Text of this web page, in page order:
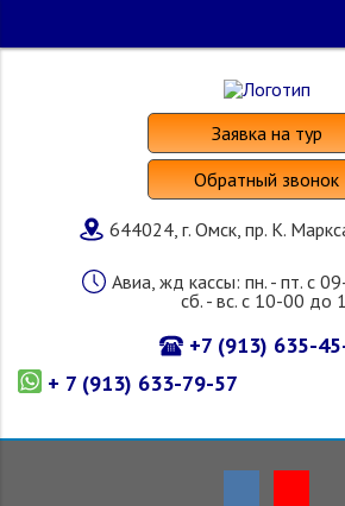
Заявка на тур
Обратный звонок
644024, г. Омск, пр. К.
Авиа, жд кассы: пн. - пт. с
сб. - вс. с 10-00 до
+7 (913) 635-
+ 7 (913) 633-79-57
ПОИСК ТУРА
НАШИ УСЛУГИ
СТРАНЫ И ОТЕЛИ
О КОМПАНИИ